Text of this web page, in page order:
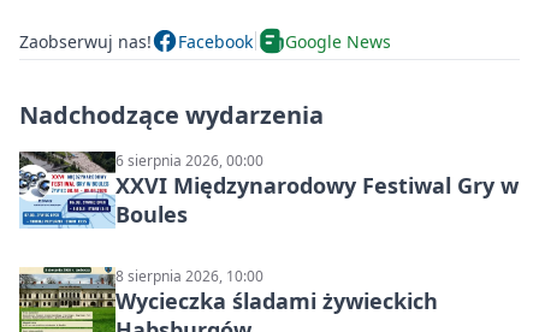
Zaobserwuj nas! Facebook Google News
Nadchodzące wydarzenia
6 sierpnia 2026, 00:00
XXVI Międzynarodowy Festiwal Gry w
Boules
8 sierpnia 2026, 10:00
Wycieczka śladami żywieckich